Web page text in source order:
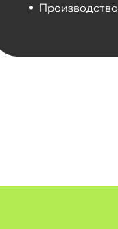
Производство